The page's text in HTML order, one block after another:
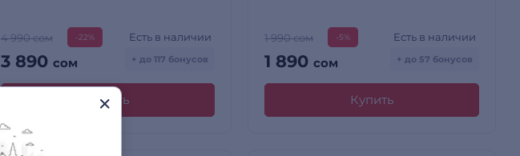
4 990 сом -22%
3 890 сом
Есть в наличии
+ до 117 бонусов
Купить
1 990 сом -5%
1 890сом
Есть в наличии
+ до 57 бонусов
Купить